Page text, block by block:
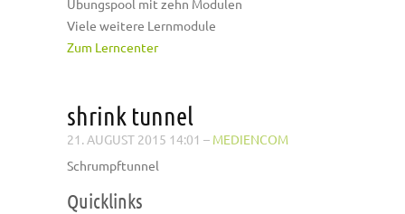
Übungspool mit zehn Modulen
Viele weitere Lernmodule
Zum Lerncenter
shrink tunnel
21. AUGUST 2015 14:01 – MEDIENCOM
Schrumpftunnel
Quicklinks